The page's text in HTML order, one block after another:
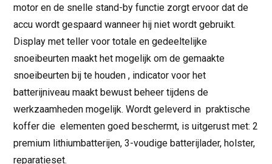
motor en de snelle stand-by functie zorgt ervoor dat de
accu wordt gespaard wanneer hij niet wordt gebruikt.
Display met teller voor totale en gedeeltelijke
snoeibeurten maakt het mogelijk om de gemaakte
snoeibeurten bij te houden , indicator voor het
batterijniveau maakt bewust beheer tijdens de
werkzaamheden mogelijk. Wordt geleverd in praktische
koffer die elementen goed beschermt, is uitgerust met: 2
premium lithiumbatterijen, 3-voudige batterijlader, holster,
reparatieset.